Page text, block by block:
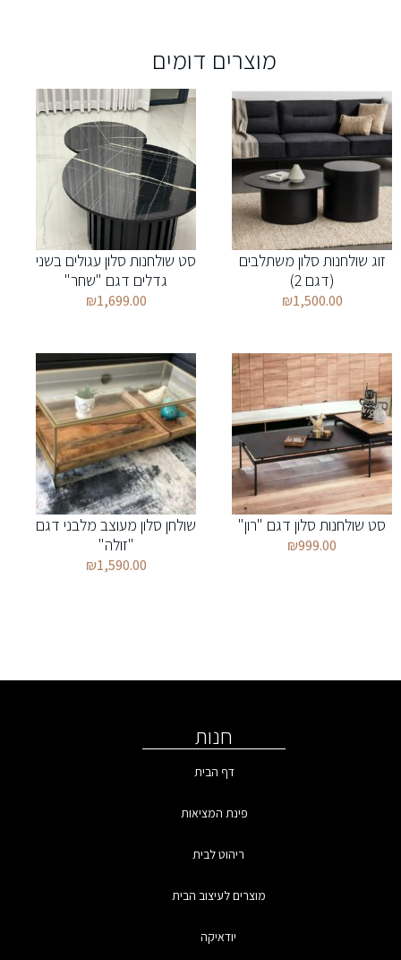
מוצרים דומים
זוג שולחנות סלון משתלבים
(דגם 2)
₪1,500.00
סט שולחנות סלון עגולים בשני
גדלים דגם "שחר"
₪1,699.00
סט שולחנות סלון דגם "רון"
₪999.00
שולחן סלון מעוצב מלבני דגם
"זולה"
₪1,590.00
חנות
דף הבית
פינת המציאות
ריהוט לבית
מוצרים לעיצוב הבית
יודאיקה